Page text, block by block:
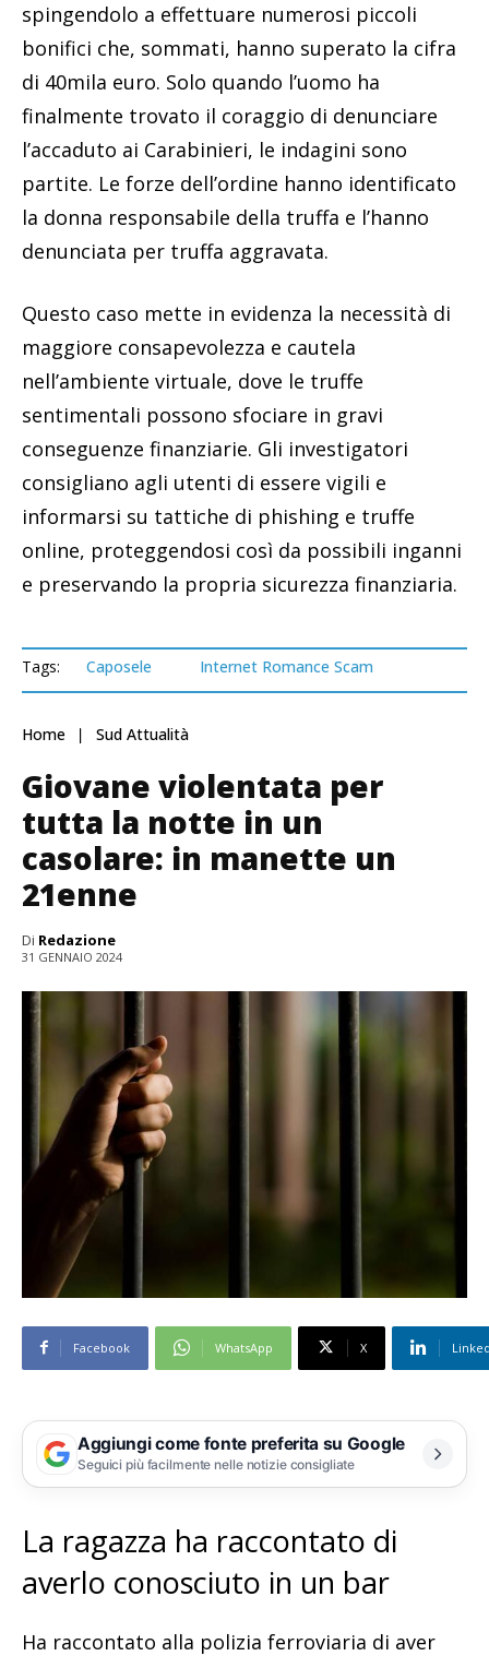
spingendolo a effettuare numerosi piccoli
bonifici che, sommati, hanno superato la cifra
di 40mila euro. Solo quando l’uomo ha
finalmente trovato il coraggio di denunciare
l’accaduto ai Carabinieri, le indagini sono
partite. Le forze dell’ordine hanno identificato
la donna responsabile della truffa e l’hanno
denunciata per truffa aggravata.
Questo caso mette in evidenza la necessità di
maggiore consapevolezza e cautela
nell’ambiente virtuale, dove le truffe
sentimentali possono sfociare in gravi
conseguenze finanziarie. Gli investigatori
consigliano agli utenti di essere vigili e
informarsi su tattiche di phishing e truffe
online, proteggendosi così da possibili inganni
e preservando la propria sicurezza finanziaria.
Tags: Caposele Internet Romance Scam
Home Sud Attualità
Giovane violentata per
tutta la notte in un
casolare: in manette un
21enne
Di Redazione
31 GENNAIO 2024
Facebook WhatsApp X
Aggiungi come fonte preferita su Google
Seguici più facilmente nelle notizie consigliate
La ragazza ha raccontato di
averlo conosciuto in un bar
Ha raccontato alla polizia ferroviaria di aver